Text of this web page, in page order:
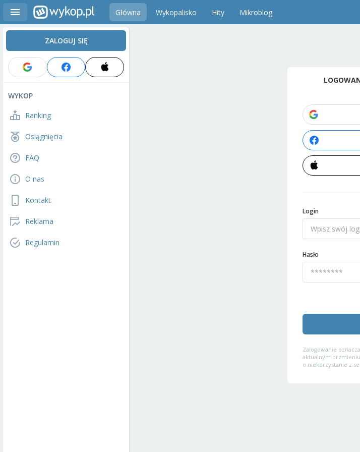
Główna Wykopalisko Hity Mikroblog
ZALOGUJ SIĘ
WYKOP
Ranking
Osiągnięcia
FAQ
O nas
Kontakt
Reklama
Regulamin
Login
Hasło
Zalogowanie
aktualnym
o niekorzystanie z